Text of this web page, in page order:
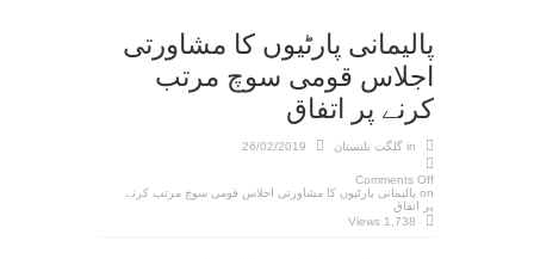
پالیمانی پارٹیوں کا مشاورتی
اجلاس قومی سوچ مرتب
کرنے پر اتفاق
in گلگت بلتستان 26/02/2019
Comments Off
on پالیمانی پارٹیوں کا مشاورتی اجلاس قومی سوچ مرتب کرنے
پر اتفاق
1,738 Views